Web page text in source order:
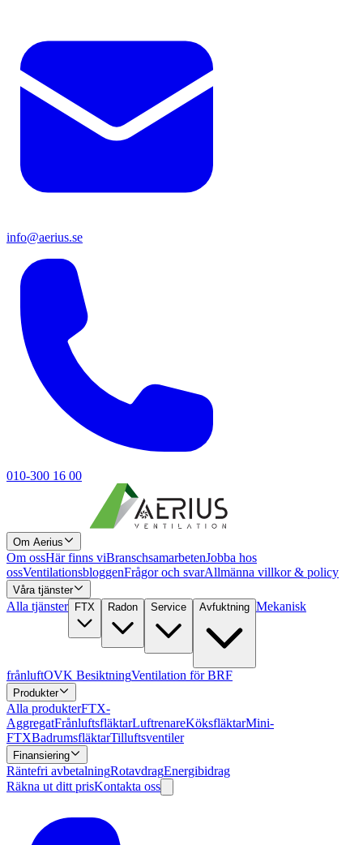
info@aerius.se
010-300 16 00
Om Aerius
Om ossHär finns viBranschsamarbetenJobba hos
ossVentilationsbloggenFrågor och svarAllmänna villkor & policy
Våra tjänster
Alla tjänster FTX Radon Service Avfuktning Mekanisk
frånluftOVK BesiktningVentilation för BRF
Produkter
Alla produkterFTX-
AggregatFrånluftsfläktarLuftrenareKöksfläktarMini-
FTXBadrumsfläktarTilluftsventiler
Finansiering
Räntefri avbetalningRotavdragEnergibidrag
Räkna ut ditt prisKontakta oss